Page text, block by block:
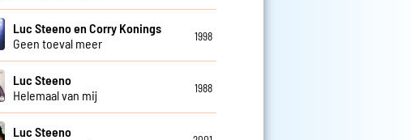
Luc Steeno en Corry Konings
Geen toeval meer
1998
Luc Steeno
Helemaal van mij
1988
Luc Steeno